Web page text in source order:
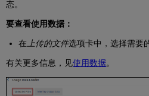
态。
要查看使用数据：
在 上传的文件选项卡中，选择需要
有关更多信息，见使用数据。